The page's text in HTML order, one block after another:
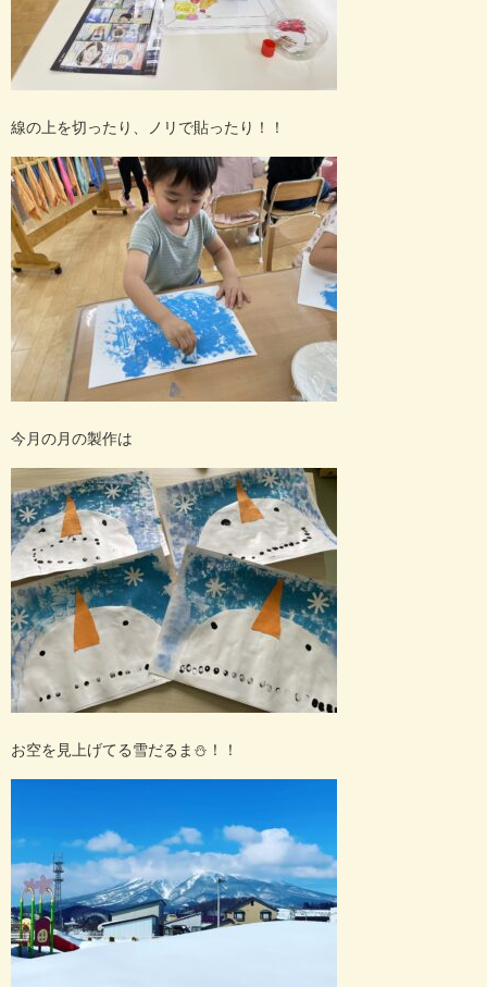
線の上を切ったり、ノリで貼ったり！！
今月の月の製作は
お空を見上げてる雪だるま⛄️！！